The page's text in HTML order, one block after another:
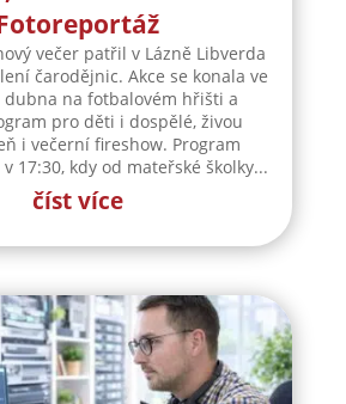
večer patřil v Lázně Libverda
čarodějnic. Akce se konala ve
dubna na fotbalovém hřišti a
pro děti i dospělé, živou
i večerní fireshow. Program
17:30, kdy od mateřské školky...
číst více